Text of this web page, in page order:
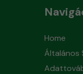
Home
Általános